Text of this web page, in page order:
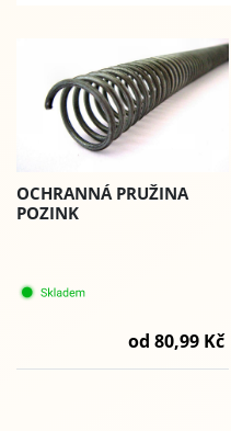
OCHRANNÁ PRUŽINA
POZINK
od 80,99 Kč